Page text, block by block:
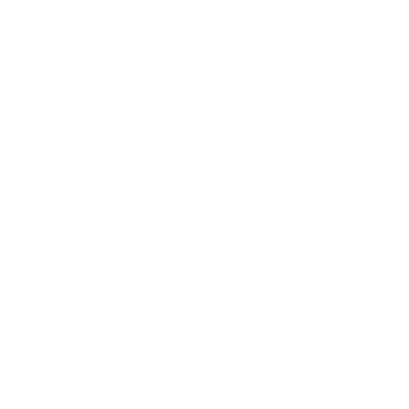
8/2017), Phó Chủ tịch UBND tỉnh Quảng
khóa XII, Ủy viên Ban Cán sự Đảng, Thứ
khóa XII, Bí thư Tỉnh ủy Quảng Trị.
Bí thư Tỉnh ủy Quảng Trị; Đại biểu Quốc
Quốc hội khóa XV (7/2021 - 2/2025),
XIII; Ủy viên Đảng đoàn Quốc hội (đến
2/2025); Ủy viên Ủy ban Thường vụ
Quốc hội khóa XV, Chánh Văn phòng
Ủy viên là đại biểu Quốc hội hoạt động